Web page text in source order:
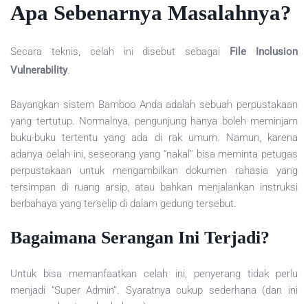
Apa Sebenarnya Masalahnya?
Secara teknis, celah ini disebut sebagai File Inclusion
Vulnerability.
Bayangkan sistem Bamboo Anda adalah sebuah perpustakaan
yang tertutup. Normalnya, pengunjung hanya boleh meminjam
buku-buku tertentu yang ada di rak umum. Namun, karena
adanya celah ini, seseorang yang “nakal” bisa meminta petugas
perpustakaan untuk mengambilkan dokumen rahasia yang
tersimpan di ruang arsip, atau bahkan menjalankan instruksi
berbahaya yang terselip di dalam gedung tersebut.
Bagaimana Serangan Ini Terjadi?
Untuk bisa memanfaatkan celah ini, penyerang tidak perlu
menjadi “Super Admin”. Syaratnya cukup sederhana (dan ini